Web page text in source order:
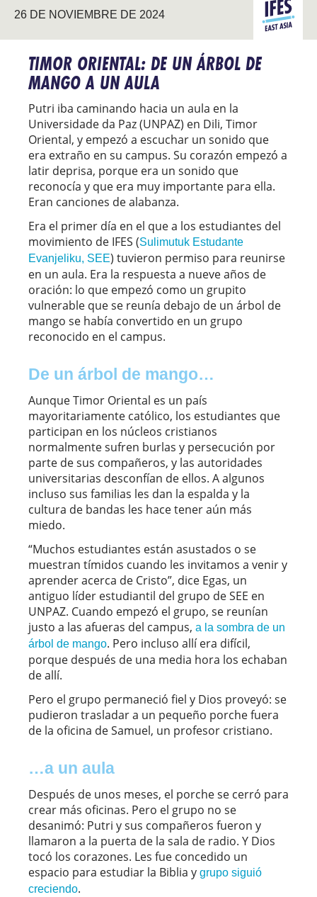
26 DE NOVIEMBRE DE 2024
ASIA DEL
ESTE
TIMOR ORIENTAL: DE UN ÁRBOL DE
MANGO A UN AULA
Putri iba caminando hacia un aula en la
Universidade da Paz (UNPAZ) en Dili, Timor
Oriental, y empezó a escuchar un sonido que
era extraño en su campus. Su corazón empezó a
latir deprisa, porque era un sonido que
reconocía y que era muy importante para ella.
Eran canciones de alabanza.
Era el primer día en el que a los estudiantes del
movimiento de IFES (Sulimutuk Estudante
Evanjeliku, SEE) tuvieron permiso para reunirse
en un aula. Era la respuesta a nueve años de
oración: lo que empezó como un grupito
vulnerable que se reunía debajo de un árbol de
mango se había convertido en un grupo
reconocido en el campus.
De un árbol de mango…
Aunque Timor Oriental es un país
mayoritariamente católico, los estudiantes que
participan en los núcleos cristianos
normalmente sufren burlas y persecución por
parte de sus compañeros, y las autoridades
universitarias desconfían de ellos. A algunos
incluso sus familias les dan la espalda y la
cultura de bandas les hace tener aún más
miedo.
“Muchos estudiantes están asustados o se
muestran tímidos cuando les invitamos a venir y
aprender acerca de Cristo”, dice Egas, un
antiguo líder estudiantil del grupo de SEE en
UNPAZ. Cuando empezó el grupo, se reunían
justo a las afueras del campus, a la sombra de un
árbol de mango. Pero incluso allí era difícil,
porque después de una media hora los echaban
de allí.
Pero el grupo permaneció fiel y Dios proveyó: se
pudieron trasladar a un pequeño porche fuera
de la oficina de Samuel, un profesor cristiano.
…a un aula
Después de unos meses, el porche se cerró para
crear más oficinas. Pero el grupo no se
desanimó: Putri y sus compañeros fueron y
llamaron a la puerta de la sala de radio. Y Dios
tocó los corazones. Les fue concedido un
espacio para estudiar la Biblia y grupo siguió
creciendo.